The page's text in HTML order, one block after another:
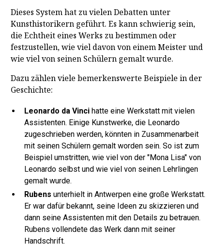
Dieses System hat zu vielen Debatten unter
Kunsthistorikern geführt. Es kann schwierig sein,
die Echtheit eines Werks zu bestimmen oder
festzustellen, wie viel davon von einem Meister und
wie viel von seinen Schülern gemalt wurde.
Dazu zählen viele bemerkenswerte Beispiele in der
Geschichte:
Leonardo da Vinci hatte eine Werkstatt mit vielen
Assistenten. Einige Kunstwerke, die Leonardo
zugeschrieben werden, könnten in Zusammenarbeit
mit seinen Schülern gemalt worden sein. So ist zum
Beispiel umstritten, wie viel von der "Mona Lisa" von
Leonardo selbst und wie viel von seinen Lehrlingen
gemalt wurde.
Rubens unterhielt in Antwerpen eine große Werkstatt.
Er war dafür bekannt, seine Ideen zu skizzieren und
dann seine Assistenten mit den Details zu betrauen.
Rubens vollendete das Werk dann mit seiner
Handschrift.